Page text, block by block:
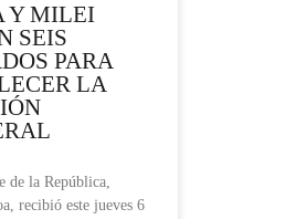
Y MILEI
SEIS
PARA
LA
de la República,
recibió este jueves 6